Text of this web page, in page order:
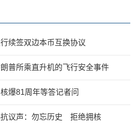
续签双边本币互换协议
普所乘直升机的飞行安全事件
爆81周年等答记者问
抗议声：勿忘历史 拒绝拥核